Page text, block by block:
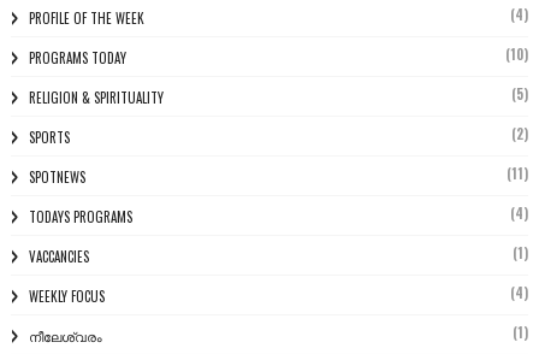
PROFILE OF THE WEEK (4)
PROGRAMS TODAY (10)
RELIGION & SPIRITUALITY (5)
SPORTS (2)
SPOTNEWS (11)
TODAYS PROGRAMS (4)
VACCANCIES (1)
WEEKLY FOCUS (4)
നീലേശ്വരം (1)